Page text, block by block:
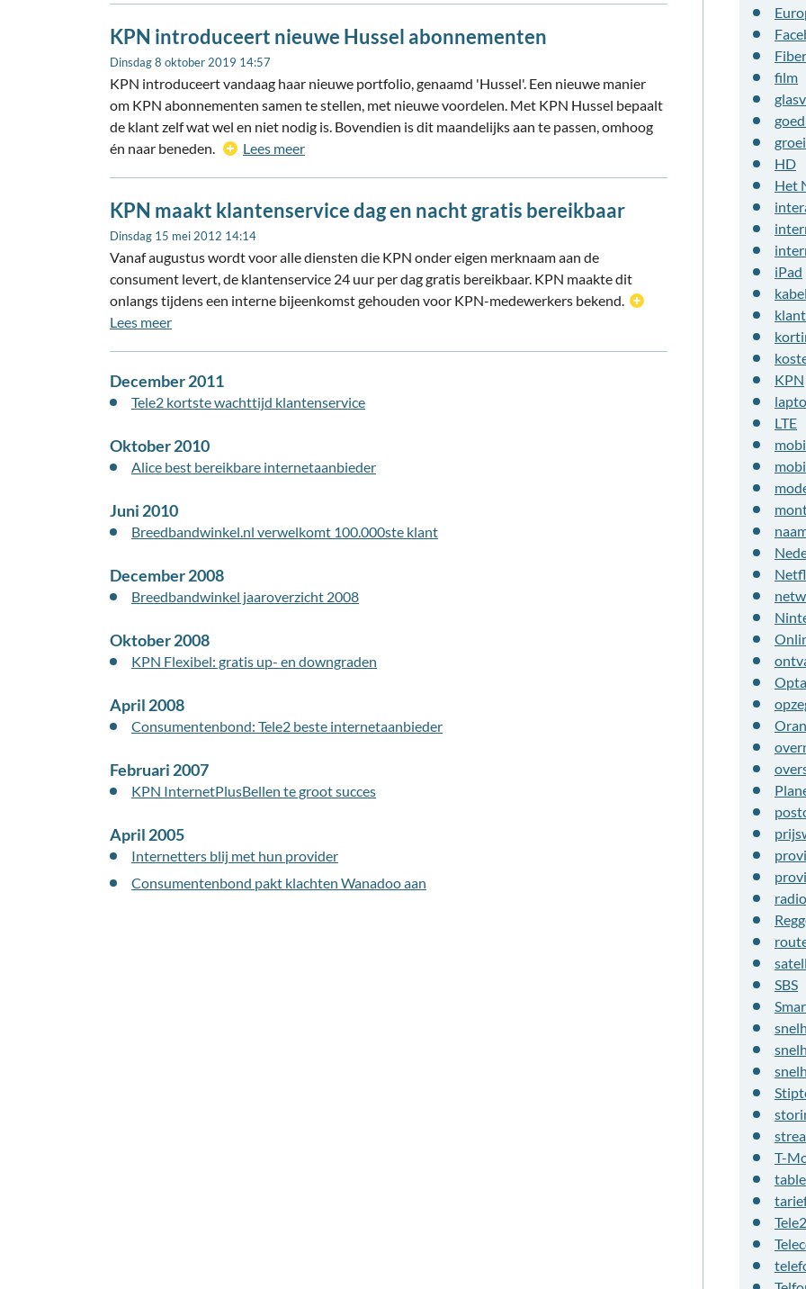
KPN introduceert nieuwe Hussel abonnementen
Dinsdag 8 oktober 2019 14:57
KPN introduceert vandaag haar nieuwe portfolio, genaamd 'Hussel'. Een nieuwe manier
om KPN abonnementen samen te stellen, met nieuwe voordelen. Met KPN Hussel bepaalt
de klant zelf wat wel en niet nodig is. Bovendien is dit maandelijks aan te passen, omhoog
én naar beneden.
Lees meer
KPN maakt klantenservice dag en nacht gratis bereikbaar
Dinsdag 15 mei 2012 14:14
Vanaf augustus wordt voor alle diensten die KPN onder eigen merknaam aan de
consument levert, de klantenservice 24 uur per dag gratis bereikbaar. KPN maakte dit
onlangs tijdens een interne bijeenkomst gehouden voor KPN-medewerkers bekend.
Lees meer
December 2011
Tele2 kortste wachttijd klantenservice
Oktober 2010
Alice best bereikbare internetaanbieder
Juni 2010
Breedbandwinkel.nl verwelkomt 100.000ste klant
December 2008
Breedbandwinkel jaaroverzicht 2008
Oktober 2008
KPN Flexibel: gratis up- en downgraden
April 2008
Consumentenbond: Tele2 beste internetaanbieder
Februari 2007
KPN InternetPlusBellen te groot succes
April 2005
Internetters blij met hun provider
Consumentenbond pakt klachten Wanadoo aan
film
groei
HD
Het
iPad
kabel
KPN
LTE
Opta
radio
SBS
T-
Tele2